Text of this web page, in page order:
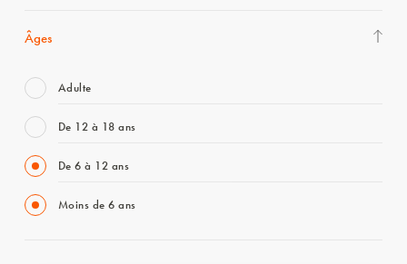
Âges
Adulte
De 12 à 18 ans
De 6 à 12 ans
Moins de 6 ans